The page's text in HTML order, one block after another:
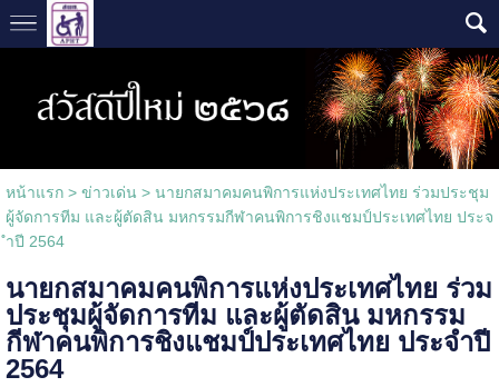
หน้าแรก> ข่าวเด่น > นายกสมาคมคนพิการแห่งประเทศไทย ร่วมประชุม
ผู้จัดการทีม และผู้ตัดสิน มหกรรมกีฬาคนพิการชิงแชมป์ประเทศไทย ประจ
ำปี 2564
นายกสมาคมคนพิการแห่งประเทศไทย ร่วม
ประชุมผู้จัดการทีม และผู้ตัดสิน มหกรรม
กีฬาคนพิการชิงแชมป์ประเทศไทย ประจำปี
2564